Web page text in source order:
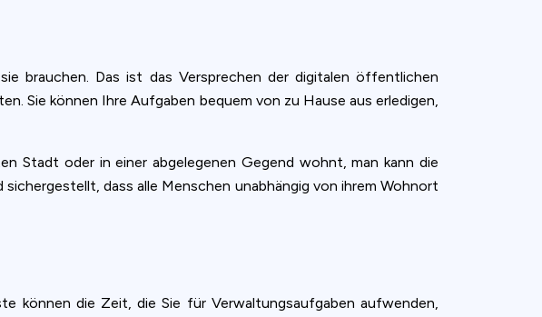
brauchen. Das ist das Versprechen der digitalen öffentlichen
Sie können Ihre Aufgaben bequem von zu Hause aus erledigen,
Stadt oder in einer abgelegenen Gegend wohnt, man kann die
dass alle Menschen unabhängig von ihrem Wohnort
können die Zeit, die Sie für Verwaltungsaufgaben aufwenden,